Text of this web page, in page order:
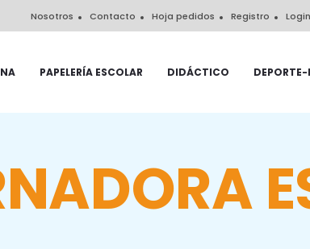
Nosotros Contacto Hoja pedidos Registro Login
PAPELERÍA ESCOLAR DIDÁCTICO